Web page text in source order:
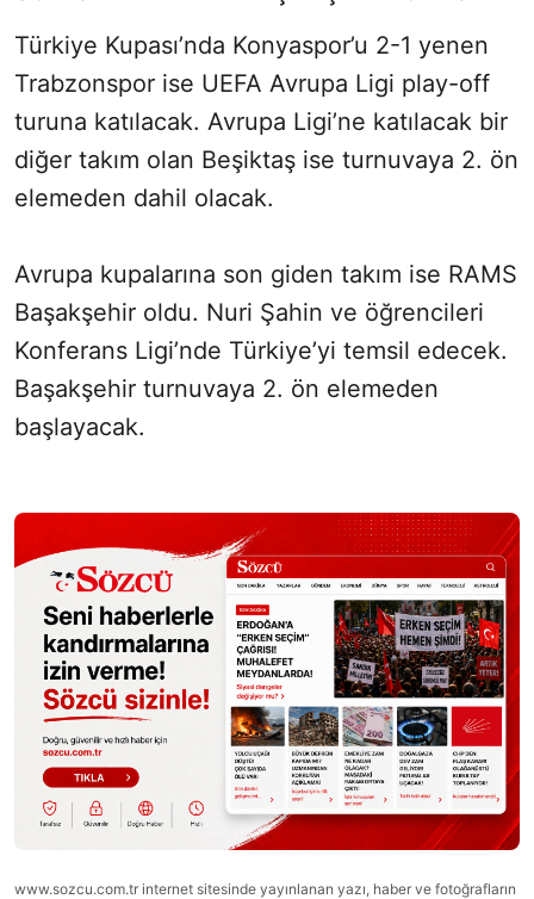
Türkiye Kupası’nda Konyaspor’u 2-1 yenen
Trabzonspor ise UEFA Avrupa Ligi play-off
turuna katılacak. Avrupa Ligi’ne katılacak bir
diğer takım olan Beşiktaş ise turnuvaya 2. ön
elemeden dahil olacak.
Avrupa kupalarına son giden takım ise RAMS
Başakşehir oldu. Nuri Şahin ve öğrencileri
Konferans Ligi’nde Türkiye’yi temsil edecek.
Başakşehir turnuvaya 2. ön elemeden
başlayacak.
www.sozcu.com.tr internet sitesinde yayınlanan yazı, haber ve fotoğrafların